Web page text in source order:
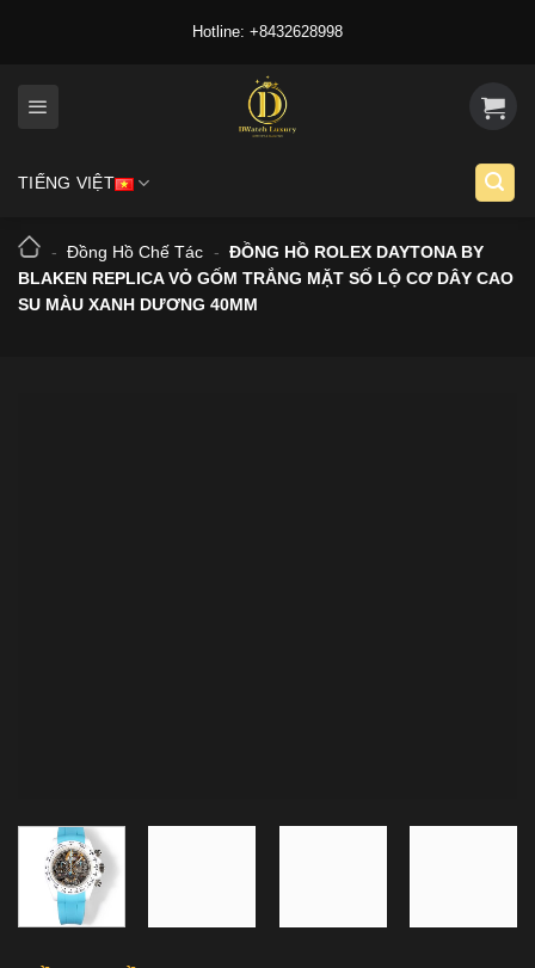
Hotline: +8432628998
TIẾNG VIỆT
- Đồng Hồ Chế Tác - ĐỒNG HỒ ROLEX DAYTONA BY
BLAKEN REPLICA VỎ GỐM TRẮNG MẶT SỐ LỘ CƠ DÂY CAO
SU MÀU XANH DƯƠNG 40MM